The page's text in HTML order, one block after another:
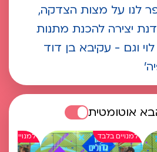
לנו על מצות הצדקה,
יצירה להכנת מתנות
וגם - עקיבא בן דוד
אוטומטית